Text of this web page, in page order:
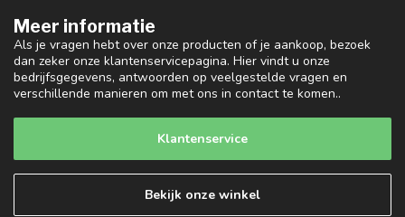
Meer informatie
Als je vragen hebt over onze producten of je aankoop, bezoek
dan zeker onze klantenservicepagina. Hier vindt u onze
bedrijfsgegevens, antwoorden op veelgestelde vragen en
verschillende manieren om met ons in contact te komen..
Klantenservice
Bekijk onze winkel